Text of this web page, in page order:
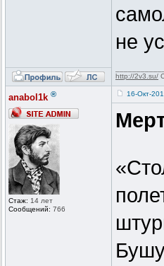
не
http://2v3.su/
anabol1k ®
Стаж: 14 лет
Сообщений: 766
16-Окт-